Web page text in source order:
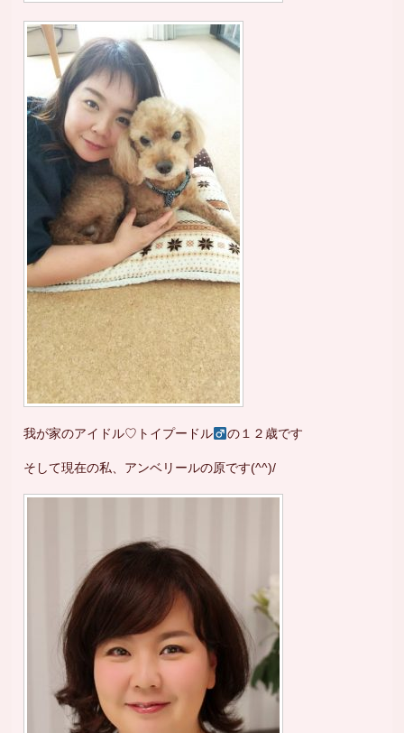
我が家のアイドル♡トイプードル の１２歳です
そして現在の私、アンベリールの原です(^^)/